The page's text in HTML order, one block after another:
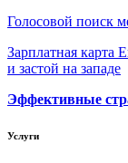
Голосовой поиск
Зарплатная карта
и застой на западе
Эффективные
Услуги